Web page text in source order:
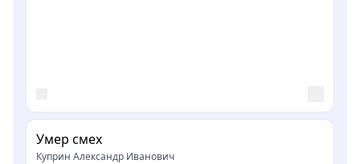
Умер смех
Куприн Александр Иванович